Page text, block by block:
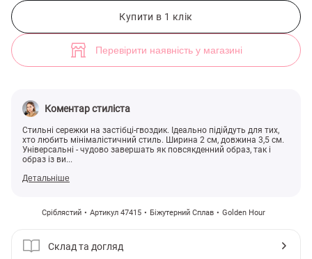
Купити в 1 клік
Перевірити наявність у магазині
Коментар стиліста
Стильні сережки на застібці-гвоздик. Ідеально підійдуть для тих,
хто любить мінімалістичний стиль. Ширина 2 см, довжина 3,5 см.
Універсальні - чудово завершать як повсякденний образ, так і
образ із ви...
Детальніше
Сріблястий Артикул 47415 Біжутерний Сплав Golden Hour
Склад та догляд
Сріблясті сережки геометричної форми (арт. 47415) ♡ інтернет-